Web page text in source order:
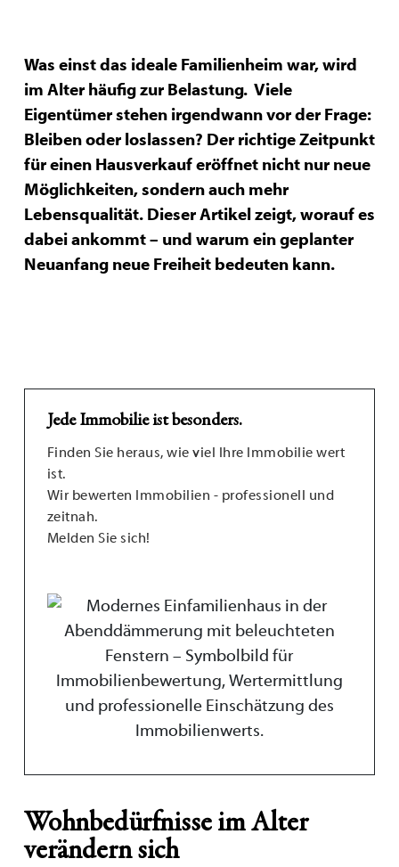
Was einst das ideale Familienheim war, wird
im Alter häufig zur Belastung. Viele
Eigentümer stehen irgendwann vor der Frage:
Bleiben oder loslassen? Der richtige Zeitpunkt
für einen Hausverkauf eröffnet nicht nur neue
Möglichkeiten, sondern auch mehr
Lebensqualität. Dieser Artikel zeigt, worauf es
dabei ankommt – und warum ein geplanter
Neuanfang neue Freiheit bedeuten kann.
Jede Immobilie ist besonders.
Finden Sie heraus, wie viel Ihre Immobilie wert
ist.
Wir bewerten Immobilien - professionell und
zeitnah.
Melden Sie sich!
Wohnbedürfnisse im Alter
verändern sich